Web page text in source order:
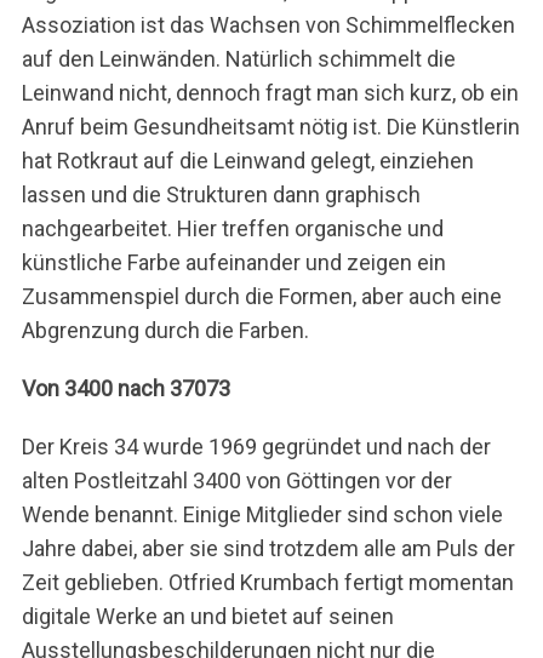
Assoziation ist das Wachsen von Schimmelflecken
auf den Leinwänden. Natürlich schimmelt die
Leinwand nicht, dennoch fragt man sich kurz, ob ein
Anruf beim Gesundheitsamt nötig ist. Die Künstlerin
hat Rotkraut auf die Leinwand gelegt, einziehen
lassen und die Strukturen dann graphisch
nachgearbeitet. Hier treffen organische und
künstliche Farbe aufeinander und zeigen ein
Zusammenspiel durch die Formen, aber auch eine
Abgrenzung durch die Farben.
Von 3400 nach 37073
Der Kreis 34 wurde 1969 gegründet und nach der
alten Postleitzahl 3400 von Göttingen vor der
Wende benannt. Einige Mitglieder sind schon viele
Jahre dabei, aber sie sind trotzdem alle am Puls der
Zeit geblieben. Otfried Krumbach fertigt momentan
digitale Werke an und bietet auf seinen
Ausstellungsbeschilderungen nicht nur die